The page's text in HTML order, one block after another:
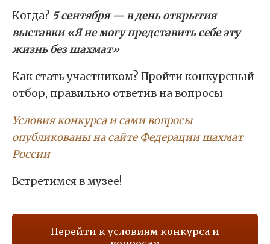
Когда? 5 сентября — в день открытия
выставки «Я не могу представить себе эту
жизнь без шахмат»
Как стать участником? Пройти конкурсный
отбор, правильно ответив на вопросы
Условия конкурса и сами вопросы
опубликованы на сайте Федерации шахмат
России
Встретимся в музее!
Перейти к условиям конкурса и